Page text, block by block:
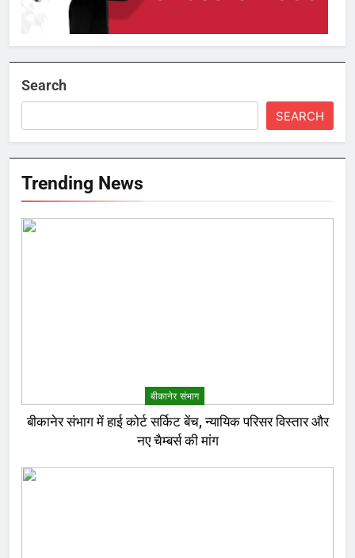
Search
SEARCH
Trending News
बीकानेर संभाग
बीकानेर संभाग में हाई कोर्ट सर्किट बेंच, न्यायिक परिसर विस्तार और
नए चैम्बर्स की मांग